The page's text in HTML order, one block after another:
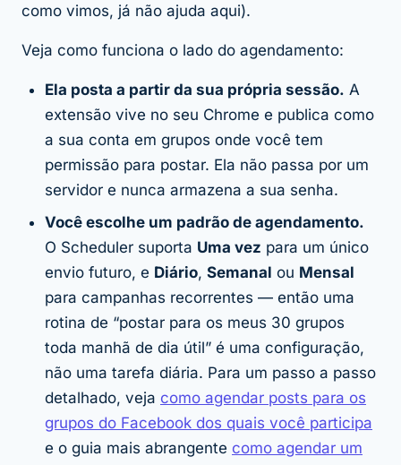
como vimos, já não ajuda aqui).
Veja como funciona o lado do agendamento:
Ela posta a partir da sua própria sessão. A
extensão vive no seu Chrome e publica como
a sua conta em grupos onde você tem
permissão para postar. Ela não passa por um
servidor e nunca armazena a sua senha.
Você escolhe um padrão de agendamento.
O Scheduler suporta Uma vez para um único
envio futuro, e Diário, Semanal ou Mensal
para campanhas recorrentes — então uma
rotina de “postar para os meus 30 grupos
toda manhã de dia útil” é uma configuração,
não uma tarefa diária. Para um passo a passo
detalhado, veja como agendar posts para os
grupos do Facebook dos quais você participa
e o guia mais abrangente como agendar um